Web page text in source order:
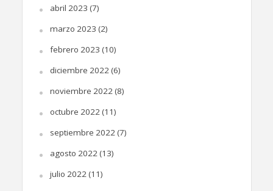
abril 2023 (7)
marzo 2023 (2)
febrero 2023 (10)
diciembre 2022(6)
noviembre 2022(8)
octubre 2022(11)
septiembre 2022(7)
agosto 2022(13)
julio 2022(11)